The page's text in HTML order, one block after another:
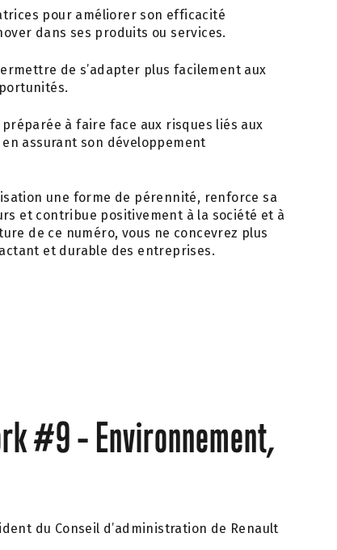
pour améliorer son efficacité
dans ses produits ou services.
de s’adapter plus facilement aux
à faire face aux risques liés aux
assurant son développement
une forme de pérennité, renforce sa
et contribue positivement à la société et à
de ce numéro, vous ne concevrez plus
et durable des entreprises.
#9 – Environnement,
du Conseil d’administration de Renault